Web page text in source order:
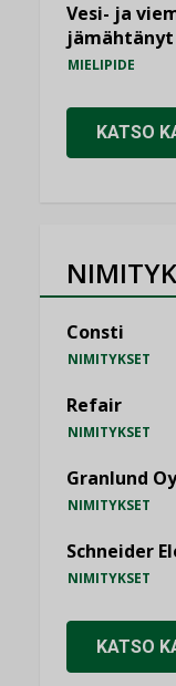
Vesi- ja
jämähtänyt
MIELIPIDE
KATSO
Consti
NIMITYKSET
Refair
NIMITYKSET
Granlund Oy
NIMITYKSET
Schneider
NIMITYKSET
KATSO